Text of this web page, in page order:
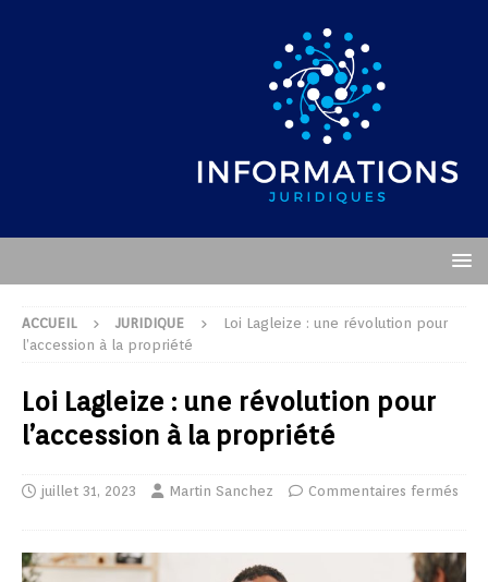
ACCUEIL JURIDIQUE
Loi Lagleize : une révolution pour
l’accession à la propriété
Loi Lagleize : une révolution pour
l’accession à la propriété
juillet 31, 2023 Martin Sanchez Commentaires fermés